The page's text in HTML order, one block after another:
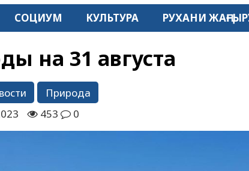
СОЦИУМ КУЛЬТУРА РУХАНИ
на 31 августа
Природа
453 0